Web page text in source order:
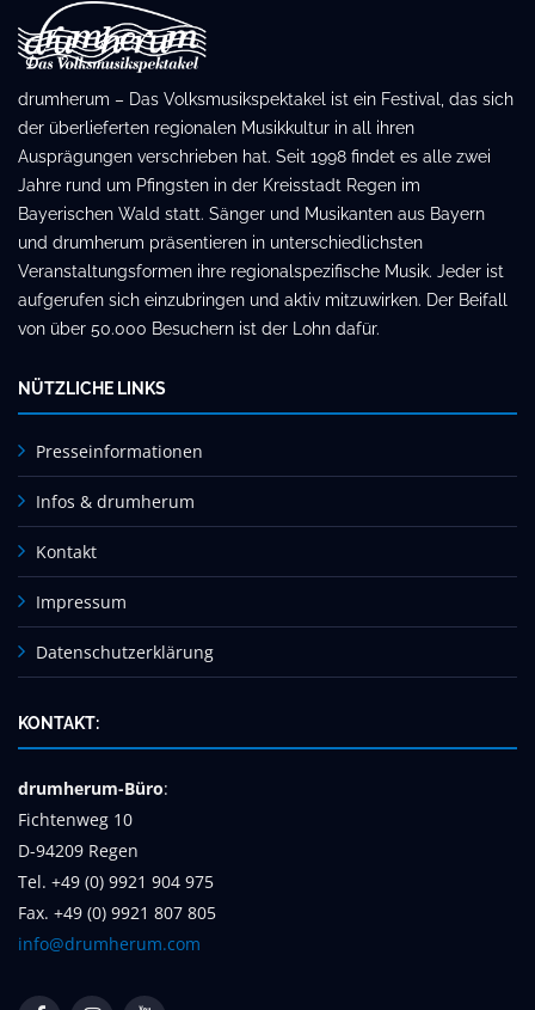
drumherum – Das Volksmusikspektakel ist ein Festival, das sich
der überlieferten regionalen Musikkultur in all ihren
Ausprägungen verschrieben hat. Seit 1998 findet es alle zwei
Jahre rund um Pfingsten in der Kreisstadt Regen im
Bayerischen Wald statt. Sänger und Musikanten aus Bayern
und drumherum präsentieren in unterschiedlichsten
Veranstaltungsformen ihre regionalspezifische Musik. Jeder ist
aufgerufen sich einzubringen und aktiv mitzuwirken. Der Beifall
von über 50.000 Besuchern ist der Lohn dafür.
NÜTZLICHE LINKS
Presseinformationen
Infos & drumherum
Kontakt
Impressum
Datenschutzerklärung
KONTAKT:
drumherum-Büro:
Fichtenweg 10
D-94209 Regen
Tel. +49 (0) 9921 904 975
Fax. +49 (0) 9921 807 805
info@drumherum.com